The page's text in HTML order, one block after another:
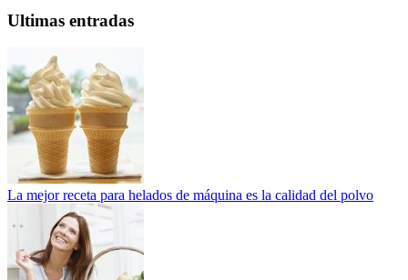
Ultimas entradas
La mejor receta para helados de máquina es la calidad del polvo